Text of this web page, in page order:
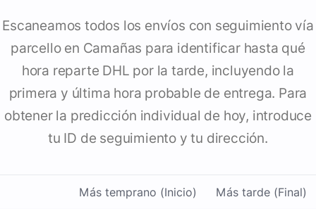
Escaneamos todos los envíos con seguimiento vía
parcello en Camañas para identificar hasta qué
hora reparte DHL por la tarde, incluyendo la
primera y última hora probable de entrega. Para
obtener la predicción individual de hoy, introduce
tu ID de seguimiento y tu dirección.
Más temprano (Inicio) Más tarde (Final)